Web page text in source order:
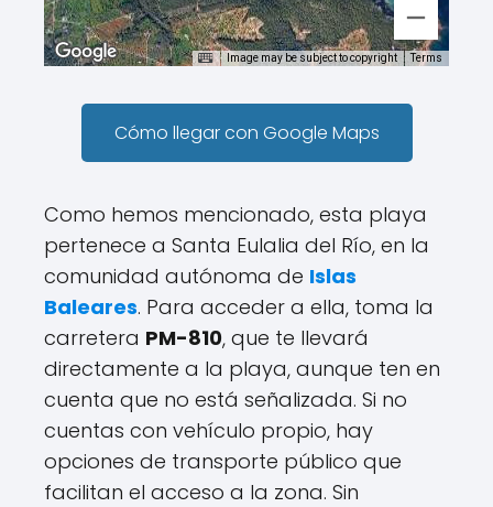
Image may be subject to copyright Terms
Cómo llegar con Google Maps
Como hemos mencionado, esta playa
pertenece a Santa Eulalia del Río, en la
comunidad autónoma de Islas
Baleares. Para acceder a ella, toma la
carretera PM-810, que te llevará
directamente a la playa, aunque ten en
cuenta que no está señalizada. Si no
cuentas con vehículo propio, hay
opciones de transporte público que
facilitan el acceso a la zona. Sin